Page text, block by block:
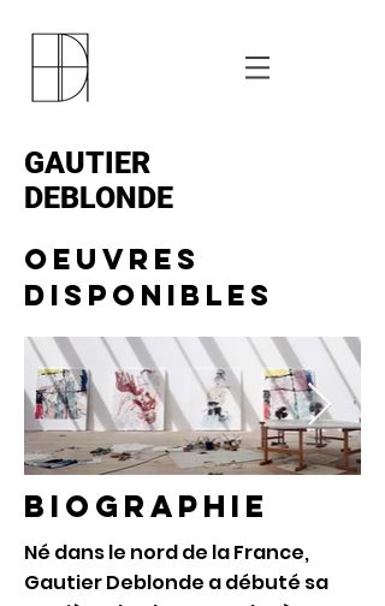
GAUTIER
DEBLONDE
OEUVRES
DISPONIBLES
BIOGRAPHIE
Né dans le nord de la France,
Gautier Deblonde a débuté sa